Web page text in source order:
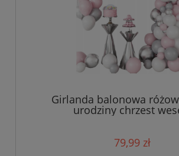
Girlanda balonowa
urodziny chrzest
79,99 zł